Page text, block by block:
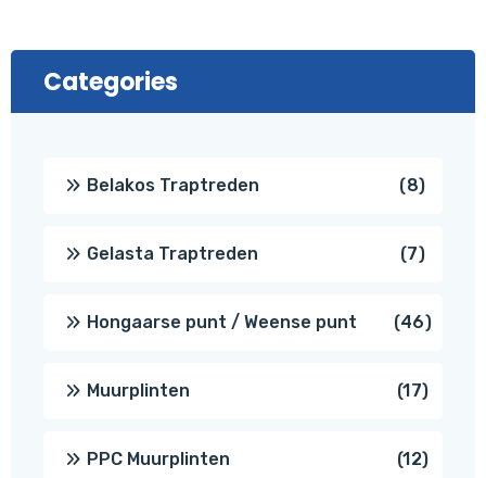
Categories
Belakos Traptreden 88
Gelasta Traptreden 77
Hongaarse punt / Weense punt 4646
Muurplinten 1717
PPC Muurplinten 1212